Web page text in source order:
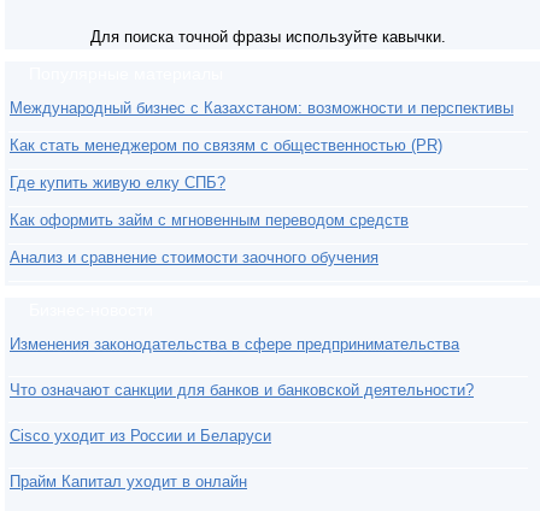
Для поиска точной фразы используйте кавычки.
Международный бизнес с Казахстаном: возможности и перспективы
Как стать менеджером по связям с общественностью (PR)
Где купить живую елку СПБ?
Как оформить займ с мгновенным переводом средств
Анализ и сравнение стоимости заочного обучения
Изменения законодательства в сфере предпринимательства
Что означают санкции для банков и банковской деятельности?
Cisco уходит из России и Беларуси
Прайм Капитал уходит в онлайн